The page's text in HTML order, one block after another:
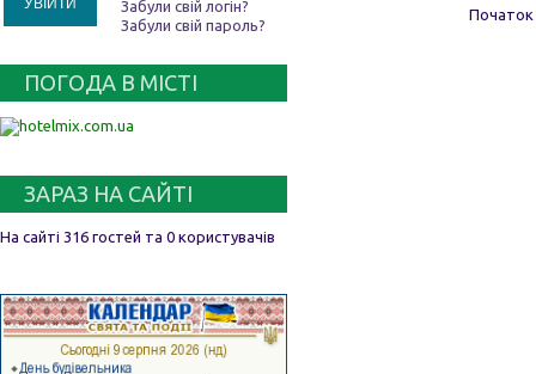
Забули свій логін?
Забули свій пароль?
ПОГОДА В МІСТІ
ЗАРАЗ НА САЙТІ
На сайті 316 гостей та 0 користувачів
Початок